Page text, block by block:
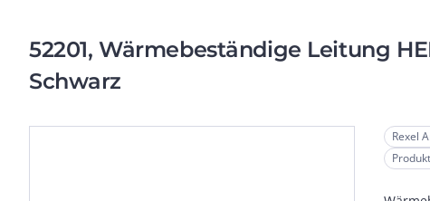
52201, Wärmebeständige Leitung
Schwarz
Rexel